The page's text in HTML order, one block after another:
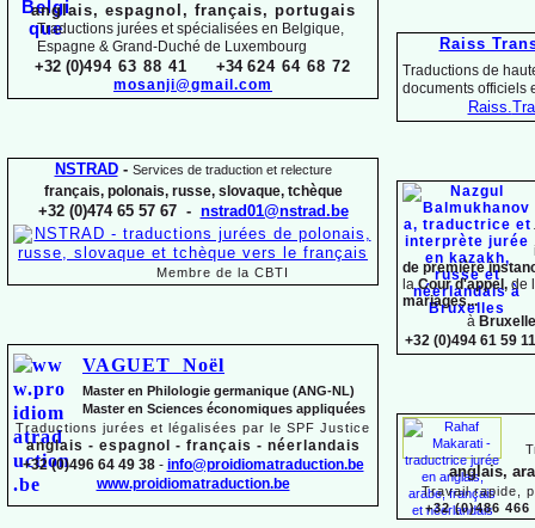
Raiss
Traductions de
documents officiels
Raiss.
de première
laCour d'appel, de
mariages...
à
+32 (0)494 61 59 11
anglais,
Travail rapide,
+32 (0)486 466
anglais, espagnol, français, portugais
Traductions jurées et spécialisées en Belgique,
Espagne & Grand-Duché de Luxembourg
+32 (0)494 63 88 41 +34 624 64 68 72
mosanji@gmail.com
NSTRAD- Services de traduction et relecture
français, polonais, russe, slovaque, tchèque
+32 (0)474 65 57 67 - nstrad01@nstrad.be
Membre de la CBTI
VAGUET Noël
Master en Philologie germanique (ANG-NL)
Master en Sciences économiques appliquées
Traductions jurées et légalisées par le SPF Justice
anglais - espagnol - français - néerlandais
+32 (0)496 64 49 38 - info@proidiomatraduction.be
www.proidiomatraduction.be